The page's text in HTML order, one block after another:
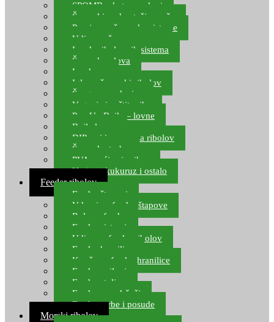
SPOMB rakete, markeri
Šaranski podmetači, mreže
Pernice za šaranske sisteme
Udice za šarana, amura
Izrada ribolovnih sistema
Šaranska olova
Leadcore
Igle za šaranski ribolov
Špage, upredenice
Vaganje i zaštita ribe
Pop Up Boile – lovne
Boile lovne
DIP-ovi i arome za ribolov
Šaranske torbe
PVA vrećice i pribor
Umjetni kukuruz i ostalo
Feeder ribolov
Feeder štapovi
Vrhovi za feeder štapove
Role za feeder
Feeder sistemi
Udice za feeder ribolov
Feeder hranilice
Kopče za feeder hranilice
Feeder najloni
Feeder stolice
Feeder arm držači
Feeder torbe i posude
Morski ribolov